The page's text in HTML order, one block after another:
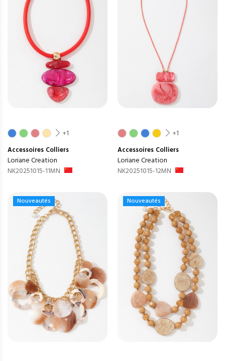
+1
Accessoires Colliers
Loriane Creation
NK20251015-11MN
+1
Accessoires Colliers
Loriane Creation
NK20251015-12MN
Nouveautés Nouveautés